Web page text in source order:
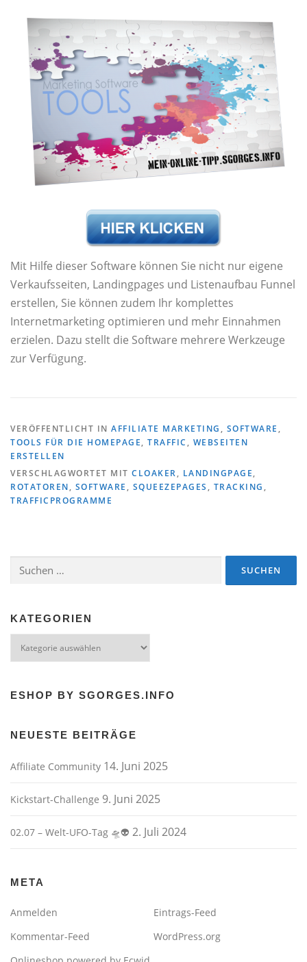
Mit Hilfe dieser Software können Sie nicht nur eigene
Verkaufsseiten, Landingpages und Listenaufbau Funnel
erstellen, Sie können zudem Ihr komplettes
Internetmarketing optimieren und mehr Einnahmen
erzielen. Dazu stellt die Software mehrere Werkzeuge
zur Verfügung.
VERÖFFENTLICHT IN AFFILIATE MARKETING , SOFTWARE ,
TOOLS FÜR DIE HOMEPAGE, TRAFFIC , WEBSEITEN
ERSTELLEN
VERSCHLAGWORTET MIT CLOAKER, LANDINGPAGE,
ROTATOREN, SOFTWARE , SQUEEZEPAGES , TRACKING ,
TRAFFICPROGRAMME
Suchen
KATEGORIEN
Kategorien
ESHOP BY SGORGES.INFO
NEUESTE BEITRÄGE
Affiliate Community 14. Juni 2025
Kickstart-Challenge 9. Juni 2025
02.07 – Welt-UFO-Tag 🛸👽 2. Juli 2024
META
Anmelden
Eintrags-Feed
Kommentar-Feed
WordPress.org